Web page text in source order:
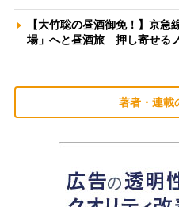
【大竹聡の昼酒御免！】京
場」へと昼酒旅 押し寄せる
著者・連載